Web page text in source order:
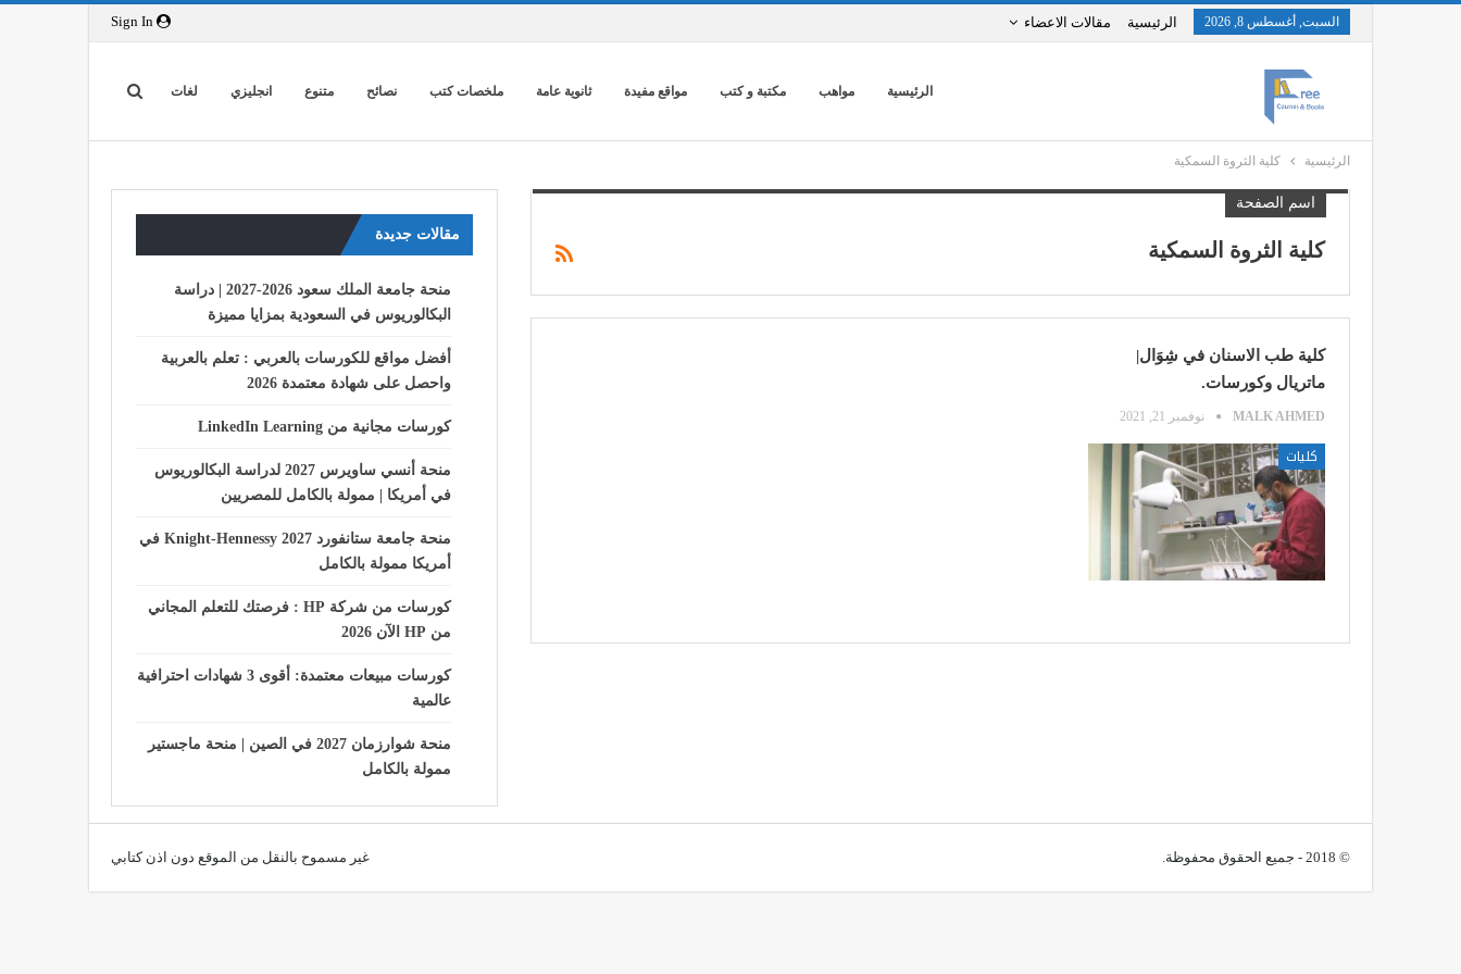
السبت, أغسطس 8, 2026 الرئيسية مقالات الاعضاء
الرئيسية مواهب مكتبة و كتب مواقع مفيدة ثانوية عامة ملخصات كتب نصائح متنوع انجليزي لغات
الرئيسية كلية الثروة السمكية
اسم الصفحة
كلية الثروة السمكية
كلية طب الاسنان في شِوَال|
ماتريال وكورسات.
MALK AHMED نوفمبر 21, 2021
كليات
مقالات جديدة
منحة جامعة الملك سعود 2026-2027 | دراسة
البكالوريوس في السعودية بمزايا مميزة
أفضل مواقع للكورسات بالعربي : تعلم بالعربية
واحصل على شهادة معتمدة 2026
كورسات مجانية من LinkedIn Learning
منحة أنسي ساويرس 2027 لدراسة البكالوريوس
في أمريكا | ممولة بالكامل للمصريين
منحة جامعة ستانفورد Knight-Hennessy 2027 في
أمريكا ممولة بالكامل
كورسات من شركة HP : فرصتك للتعلم المجاني
من HP الآن 2026
كورسات مبيعات معتمدة: أقوى 3 شهادات احترافية
عالمية
منحة شوارزمان 2027 في الصين | منحة ماجستير
ممولة بالكامل
© 2018 - جميع الحقوق محفوظة. غير مسموح بالنقل من الموقع دون اذن كتابي